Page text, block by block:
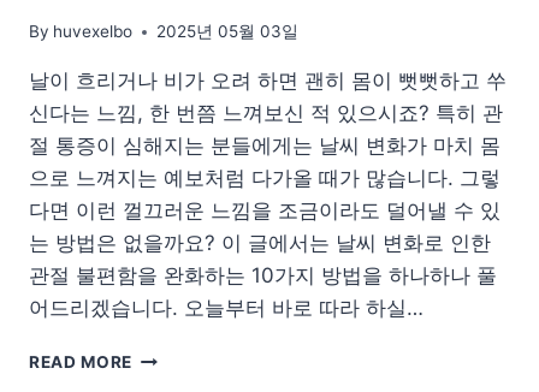
By huvexelbo 2025년 05월 03일
날이 흐리거나 비가 오려 하면 괜히 몸이 뻣뻣하고 쑤
신다는 느낌, 한 번쯤 느껴보신 적 있으시죠? 특히 관
절 통증이 심해지는 분들에게는 날씨 변화가 마치 몸
으로 느껴지는 예보처럼 다가올 때가 많습니다. 그렇
다면 이런 껄끄러운 느낌을 조금이라도 덜어낼 수 있
는 방법은 없을까요? 이 글에서는 날씨 변화로 인한
관절 불편함을 완화하는 10가지 방법을 하나하나 풀
어드리겠습니다. 오늘부터 바로 따라 하실…
READ MORE